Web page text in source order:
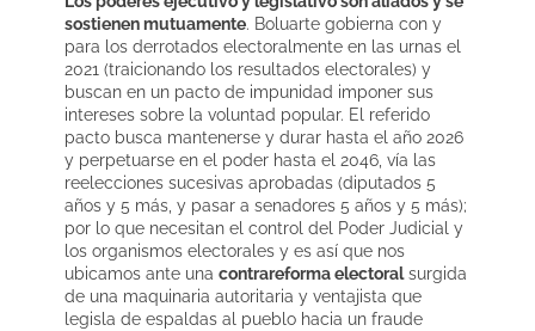
sostienen mutuamente. Boluarte gobierna con y
para los derrotados electoralmente en las urnas el
2021 (traicionando los resultados electorales) y
buscan en un pacto de impunidad imponer sus
intereses sobre la voluntad popular. El referido
pacto busca mantenerse y durar hasta el año 2026
y perpetuarse en el poder hasta el 2046, vía las
reelecciones sucesivas aprobadas (diputados 5
años y 5 más, y pasar a senadores 5 años y 5 más);
por lo que necesitan el control del Poder Judicial y
los organismos electorales y es así que nos
ubicamos ante una contrareforma electoralsurgida
de una maquinaria autoritaria y ventajista que
legisla de espaldas al pueblo hacia un fraude